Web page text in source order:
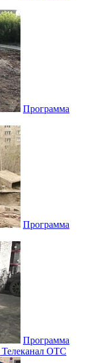
Программа
Программа
Программа
Телеканал ОТС